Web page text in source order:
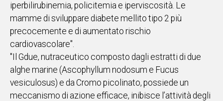
iperbilirubinemia, policitemia e iperviscosità. Le
mamme di sviluppare diabete mellito tipo 2 più
precocemente e di aumentato rischio
cardiovascolare".
"Il Gdue, nutraceutico composto dagli estratti di due
alghe marine (Ascophyllum nodosum e Fucus
vesiculosus) e da Cromo picolinato, possiede un
meccanismo di azione efficace, inibisce l’attività degli